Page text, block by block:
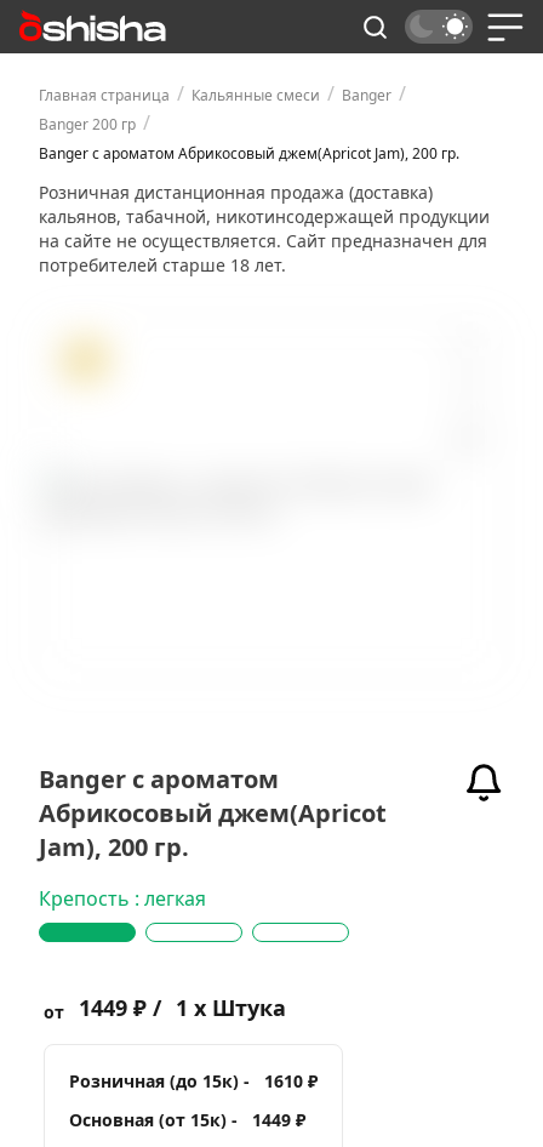
Главная страница / Кальянные смеси / Banger /
Banger 200 гр /
Banger с ароматом Абрикосовый джем(Apricot Jam), 200 гр.
Розничная дистанционная продажа (доставка)
кальянов, табачной, никотинсодержащей продукции
на сайте не осуществляется. Сайт предназначен для
потребителей старше 18 лет.
Banger с ароматом
Абрикосовый джем(Apricot
Jam), 200 гр.
Крепость : легкая
от 1449 ₽ / 1 x Штука
Розничная (до 15к) -
1610 ₽
Основная (от 15к) -
1449 ₽